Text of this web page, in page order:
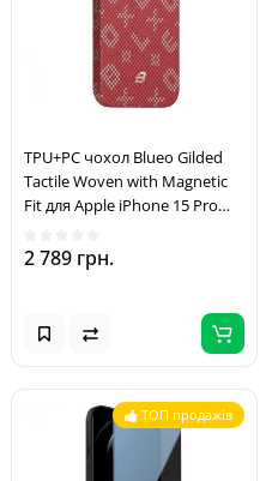
TPU+PC чохол Blueo Gilded
Tactile Woven with Magnetic
Fit для Apple iPhone 15 Pro
2 789 грн.
ТОП продажів